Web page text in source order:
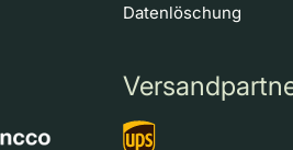
Datenlöschung